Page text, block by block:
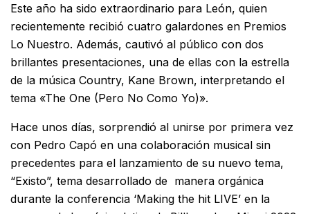
Este año ha sido extraordinario para León, quien
recientemente recibió cuatro galardones en Premios
Lo Nuestro. Además, cautivó al público con dos
brillantes presentaciones, una de ellas con la estrella
de la música Country, Kane Brown, interpretando el
tema «The One (Pero No Como Yo)».
Hace unos días, sorprendió al unirse por primera vez
con Pedro Capó en una colaboración musical sin
precedentes para el lanzamiento de su nuevo tema,
“Existo”, tema desarrollado de manera orgánica
durante la conferencia ‘Making the hit LIVE’ en la